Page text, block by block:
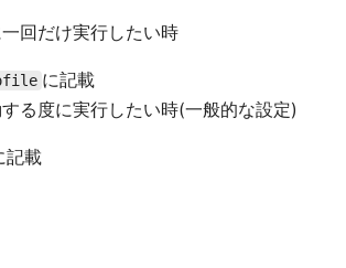
回だけ実行したい時
に記載
る度に実行したい時(一般的な設定)
記載